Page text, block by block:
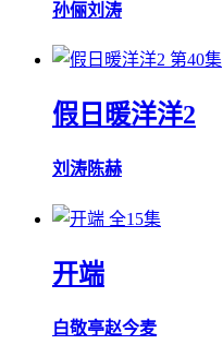
孙俪刘涛
第40集
假日暖洋洋2
刘涛陈赫
全15集
开端
白敬亭赵今麦